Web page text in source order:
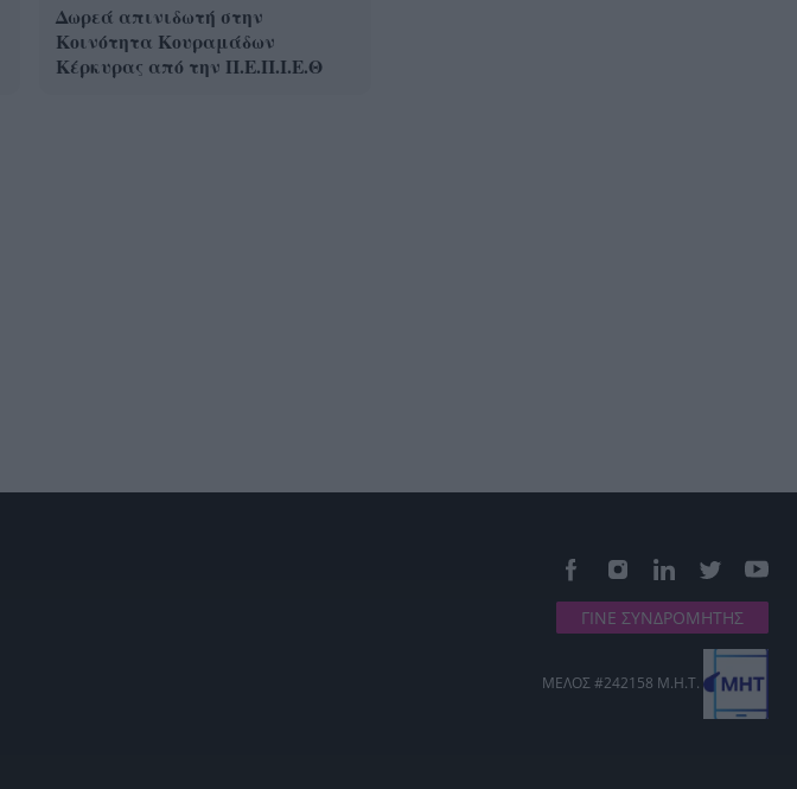
Δωρεά απινιδωτή στην
Κοινότητα Κουραμάδων
Κέρκυρας από την Π.Ε.Π.Ι.Ε.Θ
ΓΙΝΕ ΣΥΝΔΡΟΜΗΤΗΣ
ΜΕΛΟΣ #242158 Μ.Η.Τ.